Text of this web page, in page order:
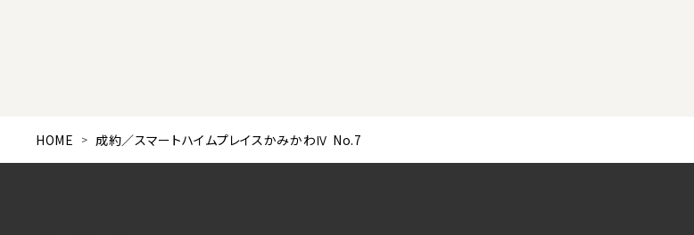
HOME 成約／スマートハイムプレイスかみかわⅣ No.7